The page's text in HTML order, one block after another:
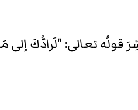
قولُه تعالى: "لَرادُّكَ